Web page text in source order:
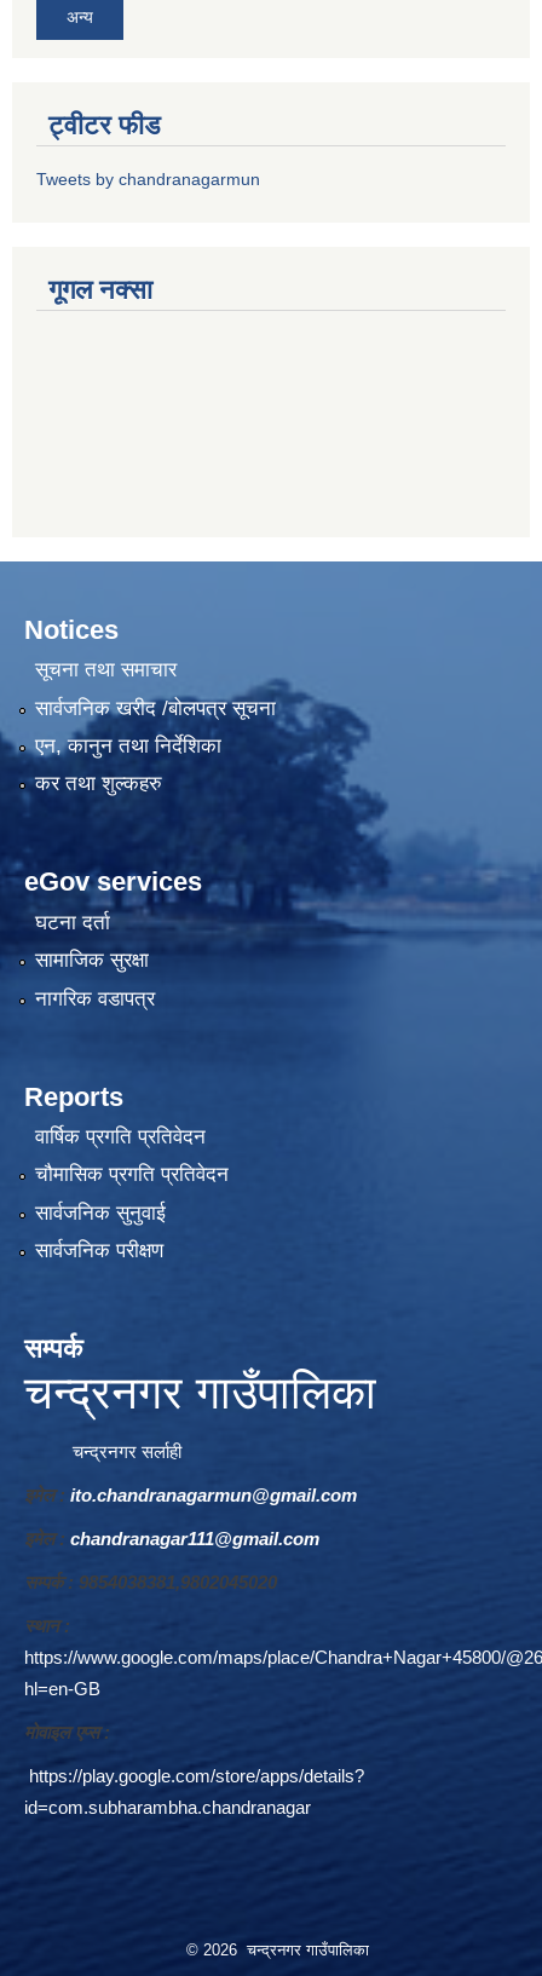
अन्य
ट्वीटर फीड
Tweets by chandranagarmun
गूगल नक्सा
Notices
सूचना तथा समाचार
सार्वजनिक खरीद /बोलपत्र सूचना
एन, कानुन तथा निर्देशिका
कर तथा शुल्कहरु
eGov services
घटना दर्ता
सामाजिक सुरक्षा
नागरिक वडापत्र
Reports
वार्षिक प्रगति प्रतिवेदन
चौमासिक प्रगति प्रतिवेदन
सार्वजनिक सुनुवाई
सार्वजनिक परीक्षण
सम्पर्क
चन्द्रनगर गाउँपालिका
चन्द्रनगर सर्लाही
इमेल : ito.chandranagarmun@gmail.com
इमेल : chandranagar111@gmail.com
सम्पर्क : 9854038381,9802045020
स्थान :
https://www.google.com/maps/place/Chandra+Nagar+45800/
hl=en-GB
माेवाइल एप्स :
https://play.google.com/store/apps/details?
id=com.subharambha.chandranagar
© 2026 चन्द्रनगर गाउँपालिका